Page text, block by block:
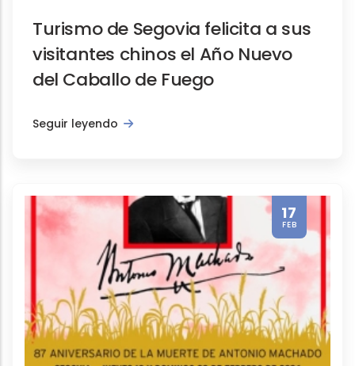
Turismo de Segovia felicita a sus
visitantes chinos el Año Nuevo
del Caballo de Fuego
Seguir leyendo
17
FEB